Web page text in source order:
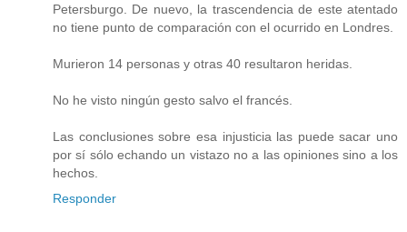
Petersburgo. De nuevo, la trascendencia de este atentado
no tiene punto de comparación con el ocurrido en Londres.
Murieron 14 personas y otras 40 resultaron heridas.
No he visto ningún gesto salvo el francés.
Las conclusiones sobre esa injusticia las puede sacar uno
por sí sólo echando un vistazo no a las opiniones sino a los
hechos.
Responder